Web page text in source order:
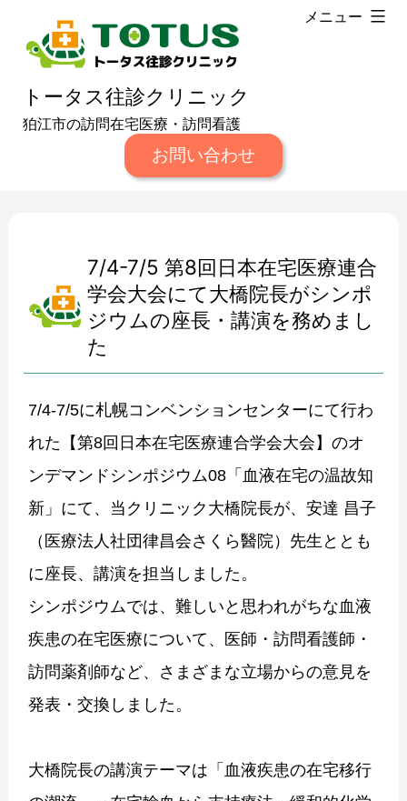
トータス往診クリニック
狛江市の訪問在宅医療・訪問看護
メニュー
お問い合わせ
7/4-7/5 第8回日本在宅医療連合
学会大会にて大橋院長がシンポ
ジウムの座長・講演を務めまし
た
7/4-7/5に札幌コンベンションセンターにて行わ
れた【第8回日本在宅医療連合学会大会】のオ
ンデマンドシンポジウム08「血液在宅の温故知
新」にて、当クリニック大橋院長が、安達 昌子
（医療法人社団律昌会さくら醫院）先生ととも
に座長、講演を担当しました。
シンポジウムでは、難しいと思われがちな血液
疾患の在宅医療について、医師・訪問看護師・
訪問薬剤師など、さまざまな立場からの意見を
発表・交換しました。
大橋院長の講演テーマは「血液疾患の在宅移行